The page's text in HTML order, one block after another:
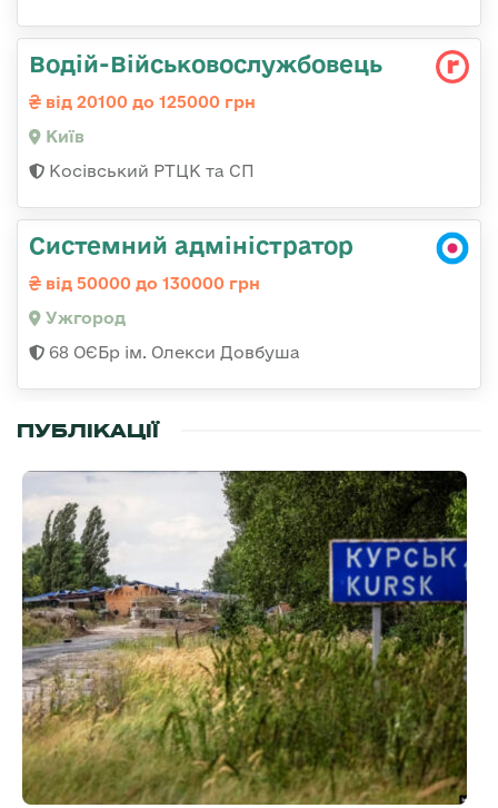
Водій-Військовослужбовець
від 20100 до 125000 грн
Київ
Косівський РТЦК та СП
Системний адміністратор
від 50000 до 130000 грн
Ужгород
68 ОЄБр ім. Олекси Довбуша
ПУБЛІКАЦІЇ